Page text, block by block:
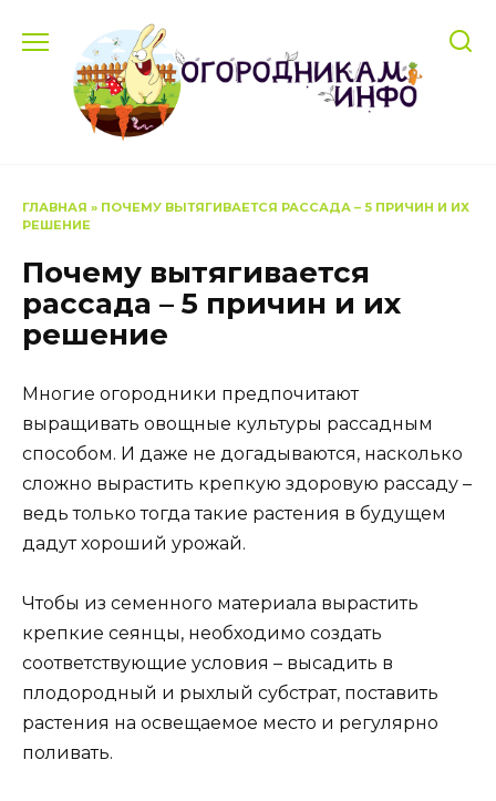
содержанию
ГЛАВНАЯ » ПОЧЕМУ ВЫТЯГИВАЕТСЯ РАССАДА – 5 ПРИЧИН И ИХ
РЕШЕНИЕ
Почему вытягивается
рассада – 5 причин и их
решение
Многие огородники предпочитают
выращивать овощные культуры рассадным
способом. И даже не догадываются, насколько
сложно вырастить крепкую здоровую рассаду –
ведь только тогда такие растения в будущем
дадут хороший урожай.
Чтобы из семенного материала вырастить
крепкие сеянцы, необходимо создать
соответствующие условия – высадить в
плодородный и рыхлый субстрат, поставить
растения на освещаемое место и регулярно
поливать.